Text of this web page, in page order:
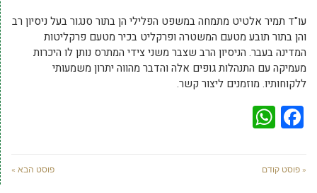
עו"ד תמיר אלטיט מתמחה במשפט הפלילי הן בתור סנגור בעל ניסיון רב
והן בתור תובע מטעם המשטרה ופרקליט בכיר מטעם פרקליטות
המדינה בעבר. הניסיון הרב שצבר משני צידי המתרס נותן לו היכרות
מעמיקה עם התנהלות גופים אלה והדבר מהווה יתרון משמעותי
ללקוחותיו. מוזמנים ליצור קשר.
Facebook
« פוסט קודם פוסט הבא »